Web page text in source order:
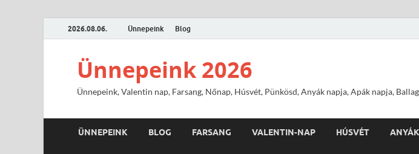
2026.08.06. Ünnepeink Blog
Ünnepeink 2026
Ünnepeink, Valentin nap, Farsang, Nőnap, Húsvét, Pünkösd, Anyák napja, Apák napja,
ÜNNEPEINK BLOG FARSANG VALENTIN-NAP HÚSVÉT